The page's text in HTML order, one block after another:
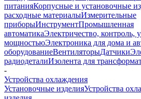
питанияКорпусные и установочные
расходные материалыИзмерительные
приборыИнструментПромышленная
автоматикаЭлектричество, контроль,
мощностьюЭлектроника для дома и
оборудованиеВентиляторыДатчики
радиодеталиИзолента для
-
Устройства охлаждения
Установочные изделияУстройства